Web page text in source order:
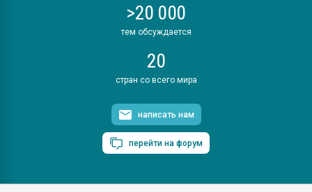
>20 000
тем обсуждается
20
стран со всего мира
написать нам
перейти на форум